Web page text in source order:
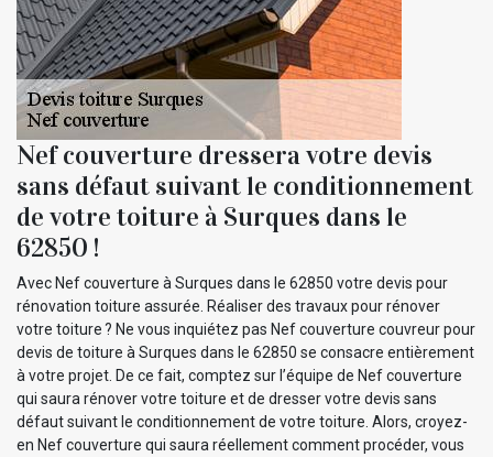
Nef couverture dressera votre devis
sans défaut suivant le conditionnement
de votre toiture à Surques dans le
62850 !
Avec Nef couverture à Surques dans le 62850 votre devis pour
rénovation toiture assurée. Réaliser des travaux pour rénover
votre toiture ? Ne vous inquiétez pas Nef couverture couvreur pour
devis de toiture à Surques dans le 62850 se consacre entièrement
à votre projet. De ce fait, comptez sur l’équipe de Nef couverture
qui saura rénover votre toiture et de dresser votre devis sans
défaut suivant le conditionnement de votre toiture. Alors, croyez-
en Nef couverture qui saura réellement comment procéder, vous